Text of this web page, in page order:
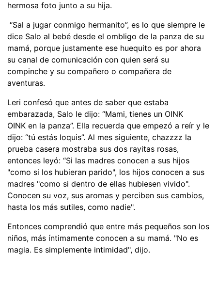
hermosa foto junto a su hija.
“Sal a jugar conmigo hermanito”, es lo que siempre le
dice Salo al bebé desde el ombligo de la panza de su
mamá, porque justamente ese huequito es por ahora
su canal de comunicación con quien será su
compinche y su compañero o compañera de
aventuras.
Leri confesó que antes de saber que estaba
embarazada, Salo le dijo: “Mami, tienes un OINK
OINK en la panza”. Ella recuerda que empezó a reír y le
dijo: “tú estás loquis”. Al mes siguiente, chazzzz la
prueba casera mostraba sus dos rayitas rosas,
entonces leyó: “Si las madres conocen a sus hijos
"como si los hubieran parido", los hijos conocen a sus
madres "como si dentro de ellas hubiesen vivido".
Conocen su voz, sus aromas y perciben sus cambios,
hasta los más sutiles, como nadie".
Entonces comprendió que entre más pequeños son los
niños, más íntimamente conocen a su mamá. "No es
magia. Es simplemente intimidad", dijo.